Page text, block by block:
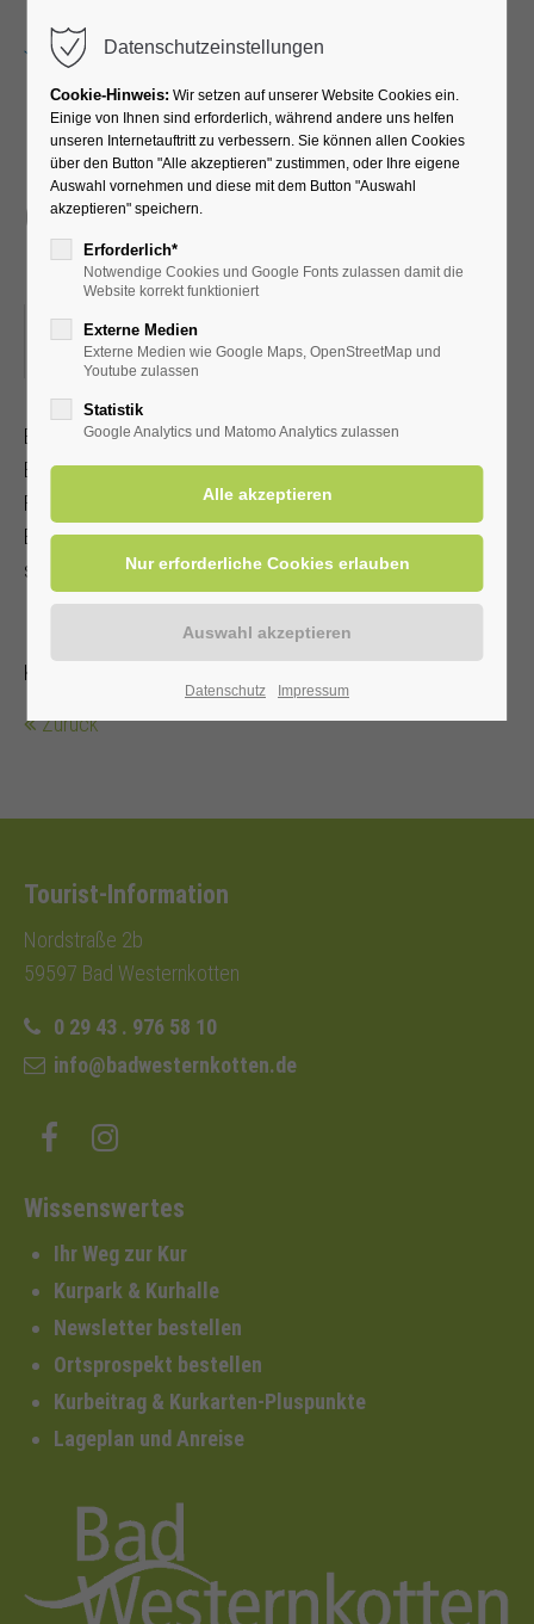
Baumführung im Rahmen
der Tage der Gärten &
Parks in Westfalen-Lippe
14.06.2026, 15:00
ORT: KURPARK BAD WESTERNKOTTEN
Entdecken Sie bei diesem Rundgang die besonderen
Baumarten des Kurparks - von Blutbuche bis Ginkgo. Die
Führung bietet spannende Einblicke in Geschichte,
Besonderheiten und Nutzung ausgewählter Bäume und
schärft den Blick für die Vielfalt dieser grünen Oase.
Kur-/Einwohnerkarte 2,- €; ohne 5,-€
Zurück
Tourist-Information
Nordstraße 2b
59597 Bad Westernkotten
0 29 43 . 976 58 10
info@badwesternkotten.de
Wissenswertes
Ihr Weg zur Kur
Kurpark & Kurhalle
Newsletter bestellen
Ortsprospekt bestellen
Kurbeitrag & Kurkarten-Pluspunkte
Lageplan und Anreise
Datenschutzeinstellungen
Cookie-Hinweis: Wir setzen auf unserer Website Cookies ein.
Einige von Ihnen sind erforderlich, während andere uns helfen
unseren Internetauftritt zu verbessern. Sie können allen Cookies
über den Button "Alle akzeptieren" zustimmen, oder Ihre eigene
Auswahl vornehmen und diese mit dem Button "Auswahl
akzeptieren" speichern.
Erforderlich*
Notwendige Cookies und Google Fonts zulassen damit die
Website korrekt funktioniert
Externe Medien
Externe Medien wie Google Maps, OpenStreetMap und
Youtube zulassen
Statistik
Google Analytics und Matomo Analytics zulassen
Datenschutz Impressum